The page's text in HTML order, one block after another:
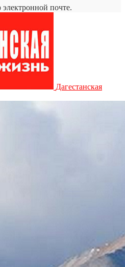
почте.
Дагестанская